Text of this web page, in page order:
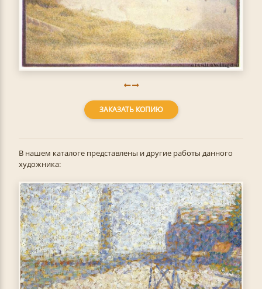
ЗАКАЗАТЬ КОПИЮ
В нашем каталоге представлены и другие работы данного
художника: